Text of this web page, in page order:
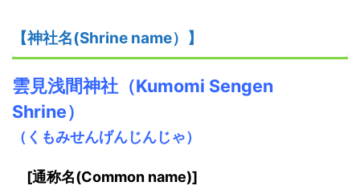
【神社名(Shrine name） 】
雲見浅間神社 （Kumomi Sengen
Shrine）
（くもみせんげんじんじゃ）
[通称名(Common name)]